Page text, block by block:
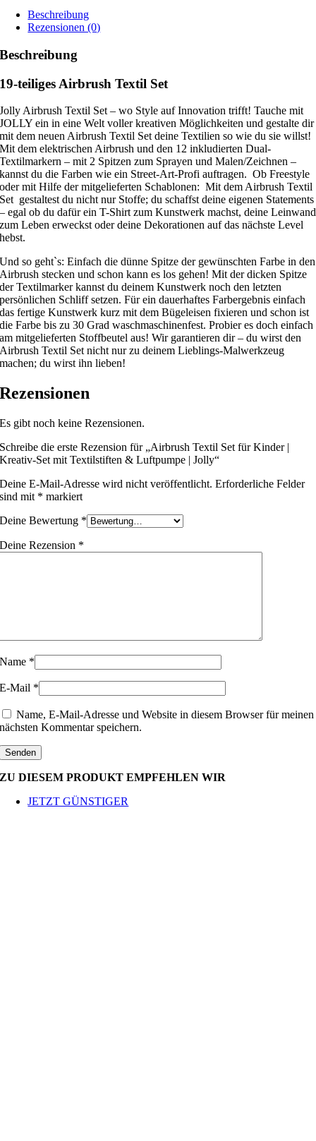
Beschreibung
Rezensionen (0)
Beschreibung
19-teiliges Airbrush Textil Set
Jolly Airbrush Textil Set – wo Style auf Innovation trifft! Tauche mit
JOLLY ein in eine Welt voller kreativen Möglichkeiten und gestalte dir
mit dem neuen Airbrush Textil Set deine Textilien so wie du sie willst!
Mit dem elektrischen Airbrush und den 12 inkludierten Dual-
Textilmarkern – mit 2 Spitzen zum Sprayen und Malen/Zeichnen –
kannst du die Farben wie ein Street-Art-Profi auftragen. Ob Freestyle
oder mit Hilfe der mitgelieferten Schablonen: Mit dem Airbrush Textil
Set gestaltest du nicht nur Stoffe; du schaffst deine eigenen Statements
– egal ob du dafür ein T-Shirt zum Kunstwerk machst, deine Leinwand
zum Leben erweckst oder deine Dekorationen auf das nächste Level
hebst.
Und so geht`s: Einfach die dünne Spitze der gewünschten Farbe in den
Airbrush stecken und schon kann es los gehen! Mit der dicken Spitze
der Textilmarker kannst du deinem Kunstwerk noch den letzten
persönlichen Schliff setzen. Für ein dauerhaftes Farbergebnis einfach
das fertige Kunstwerk kurz mit dem Bügeleisen fixieren und schon ist
die Farbe bis zu 30 Grad waschmaschinenfest. Probier es doch einfach
am mitgelieferten Stoffbeutel aus! Wir garantieren dir – du wirst den
Airbrush Textil Set nicht nur zu deinem Lieblings-Malwerkzeug
machen; du wirst ihn lieben!
Rezensionen
Es gibt noch keine Rezensionen.
Schreibe die erste Rezension für „Airbrush Textil Set für Kinder |
Kreativ-Set mit Textilstiften & Luftpumpe | Jolly“
Deine E-Mail-Adresse wird nicht veröffentlicht. Erforderliche Felder
sind mit * markiert
Deine Bewertung *
Deine Rezension *
Name *
E-Mail *
Name, E-Mail-Adresse und Website in diesem Browser für meinen
nächsten Kommentar speichern.
ZU DIESEM PRODUKT EMPFEHLEN WIR
JETZT GÜNSTIGER